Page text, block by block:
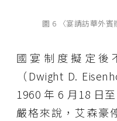
圖 6 〈宴請訪華外賓
國宴制度擬定後
（Dwight D.
1960 年 6 月18 日
嚴格來說，艾森豪